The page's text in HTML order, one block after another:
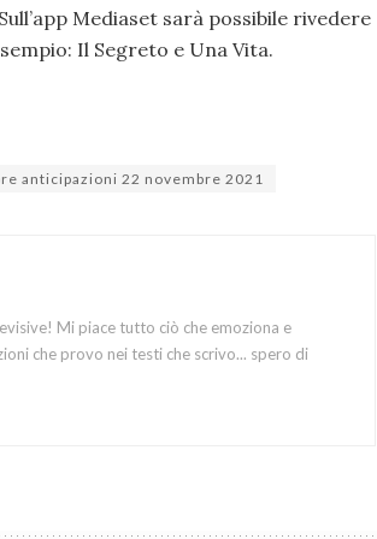
Sull’app Mediaset sarà possibile rivedere
Il Segreto e Una Vita.
anticipazioni 22 novembre 2021
Mi piace tutto ciò che emoziona e
che provo nei testi che scrivo... spero di